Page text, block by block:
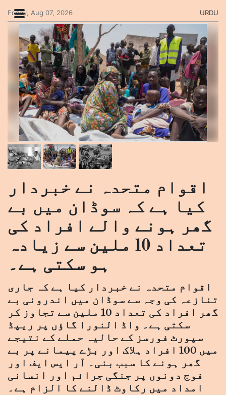
Friday, Aug 07, 2026 URDU
اقوام متحدہ نے خبردار
کیا ہے کہ سوڈان میں بے
گھر ہونے والے افراد کی
تعداد 10 ملین سے زیادہ
ہو سکتی ہے۔
اقوام متحدہ نے خبردار کیا ہے کہ جاری
تنازعہ کی وجہ سے سوڈان میں اندرونی بے
گھر افراد کی تعداد 10 ملین سے تجاوز کر
سکتی ہے۔ واڈ النورا گاؤں پر ریپڈ
سپورٹ فورسز کے حالیہ حملے کے نتیجے
میں 100 افراد ہلاک اور بڑے پیمانے پر بے
گھر ہونے کا سبب بنی۔ آر ایس ایف اور
فوج دونوں پر جنگی جرائم اور انسانی
امداد میں رکاوٹ ڈالنے کا الزام ہے۔